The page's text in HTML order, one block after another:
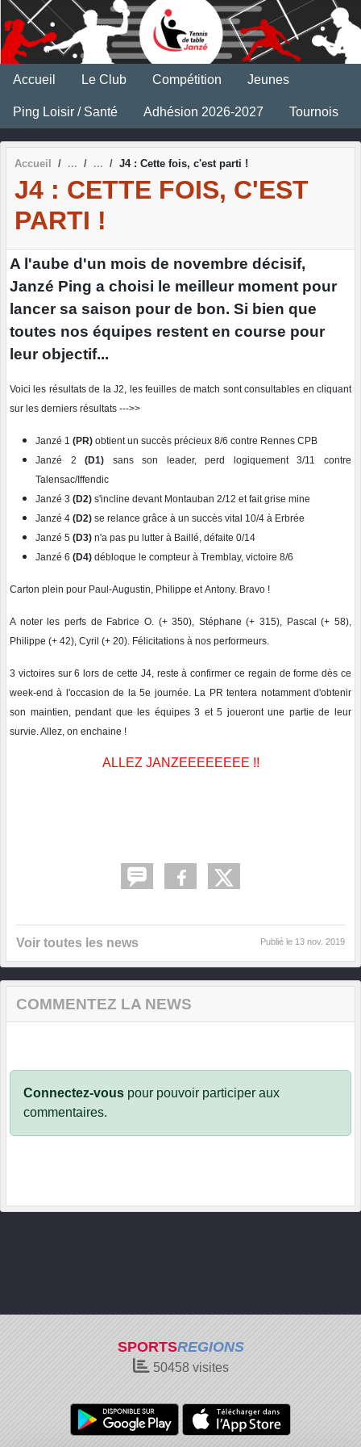
Accueil Le Club Compétition Jeunes
Ping Loisir / Santé Adhésion 2026-2027 Tournois
Accueil J4 : Cette fois, c'est parti !
J4 : CETTE FOIS, C'EST
PARTI !
A l'aube d'un mois de novembre décisif,
Janzé Ping a choisi le meilleur moment pour
lancer sa saison pour de bon. Si bien que
toutes nos équipes restent en course pour
leur objectif...
Voici les résultats de la J2, les feuilles de match sont consultables en cliquant
sur les derniers résultats --->>
Janzé 1 (PR) obtient un succès précieux 8/6 contre Rennes CPB
Janzé 2(D1) sans son leader, perd logiquement 3/11 contre
Talensac/Iffendic
Janzé 3 (D2) s'incline devant Montauban 2/12 et fait grise mine
Janzé 4 (D2) se relance grâce à un succès vital 10/4 à Erbrée
Janzé 5 (D3) n'a pas pu lutter à Baillé, défaite 0/14
Janzé 6 (D4) débloque le compteur à Tremblay, victoire 8/6
Carton plein pour Paul-Augustin, Philippe et Antony. Bravo !
A noter les perfs de Fabrice O. (+ 350), Stéphane (+ 315), Pascal (+ 58),
Philippe (+ 42), Cyril (+ 20). Félicitations à nos performeurs.
3 victoires sur 6 lors de cette J4, reste à confirmer ce regain de forme dès ce
week-end à l'occasion de la 5e journée. La PR tentera notamment d'obtenir
son maintien, pendant que les équipes 3 et 5 joueront une partie de leur
survie. Allez, on enchaine !
ALLEZ JANZEEEEEEEE !!
Voir toutes les news Publié le 13 nov. 2019
COMMENTEZ LA NEWS
Connectez-vous pour pouvoir participer aux
commentaires.
SPORTSREGIONS
50458visites
Panneau de gestion des cookies